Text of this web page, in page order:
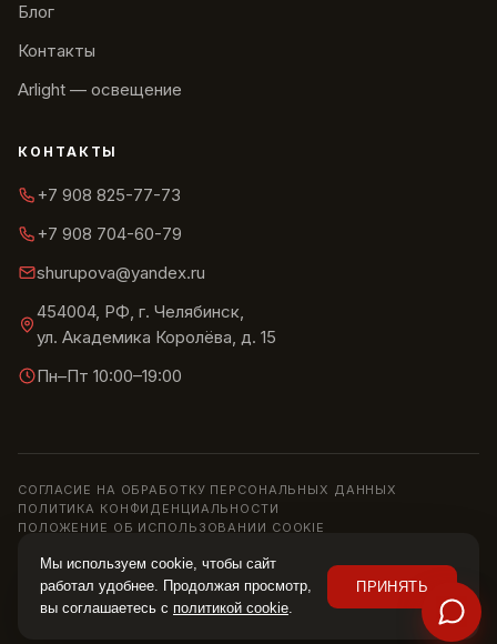
Блог
Контакты
Arlight — освещение
КОНТАКТЫ
+7 908 825-77-73
+7 908 704-60-79
shurupova@yandex.ru
454004, РФ, г. Челябинск,
ул. Академика Королёва, д. 15
Пн–Пт 10:00–19:00
СОГЛАСИЕ НА ОБРАБОТКУ ПЕРСОНАЛЬНЫХ ДАННЫХ
ПОЛИТИКА КОНФИДЕНЦИАЛЬНОСТИ
ПОЛОЖЕНИЕ ОБ ИСПОЛЬЗОВАНИИ COOKIE
Информация на сайте носит справочный характер и не является
публичной офертой (ст. 437 ГК РФ). Цены, наличие и характеристики
уточняйте у менеджера.
Мы используем cookie, чтобы сайт
работал удобнее. Продолжая просмотр,
вы соглашаетесь с политикой cookie.
ПРИНЯТЬ